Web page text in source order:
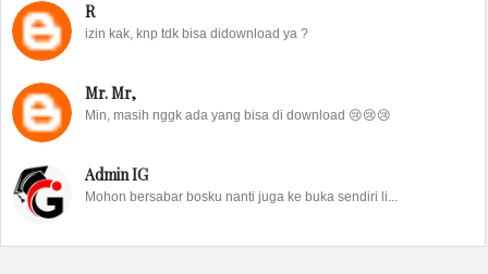
R
izin kak, knp tdk bisa didownload ya ?
Mr. Mr,
Min, masih nggk ada yang bisa di download 😢😢😢
Admin IG
Mohon bersabar bosku nanti juga ke buka sendiri li...